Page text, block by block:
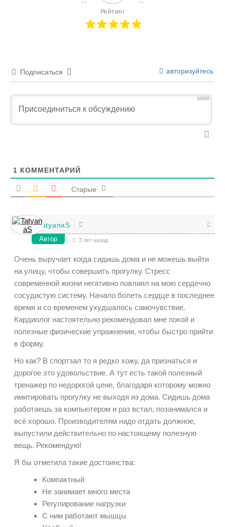
Рейтинг
Подписаться авторизуйтесь
10000
1 КОММЕНТАРИЙ
Старые
TatyanaS
Автор 3 лет назад
Очень выручает когда сидишь дома и не можешь выйти
на улицу, чтобы совершить прогулку. Стресс
современной жизни негативно повлиял на мою сердечно
сосудистую систему. Начало болеть сердце в последнее
время и со временем ухудшалось самочувствие.
Кардиолог настоятельно рекомендовал мне покой и
полезные физические упражнения, чтобы быстро прийти
в форму.
Но как? В спортзал то я редко хожу, да признаться и
дорогое это удовольствие. А тут есть такой полезный
тренажер по недорогой цене, благодаря которому можно
имитировать прогулку не выходя из дома. Сидишь дома
работаешь за компьютером и раз встал, позанимался и
всё хорошо. Производителям надо отдать должное,
выпустили действительно по настоящему полезную
вещь. Рекомендую!
Я бы отметила такие достоинства:
Компактный
Не занимает много места
Регулирование нагрузки
С ним работают мышцы